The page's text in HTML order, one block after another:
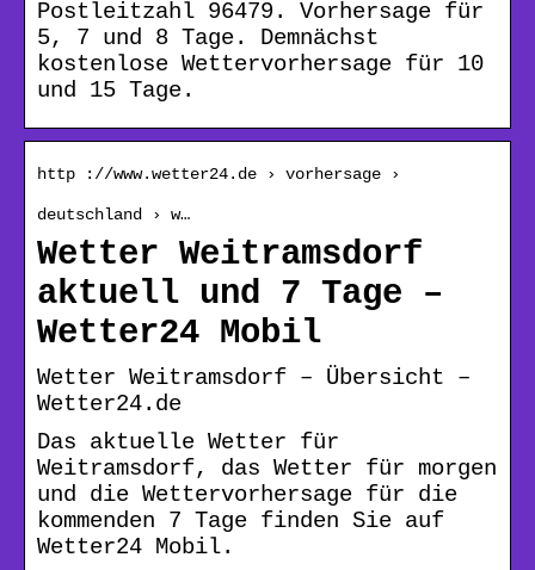
Postleitzahl 96479. Vorhersage für
5, 7 und 8 Tage. Demnächst
kostenlose Wettervorhersage für 10
und 15 Tage.
http ://www.wetter24.de › vorhersage ›
deutschland › w…
Wetter Weitramsdorf
aktuell und 7 Tage –
Wetter24 Mobil
Wetter Weitramsdorf – Übersicht –
Wetter24.de
Das aktuelle Wetter für
Weitramsdorf, das Wetter für morgen
und die Wettervorhersage für die
kommenden 7 Tage finden Sie auf
Wetter24 Mobil.